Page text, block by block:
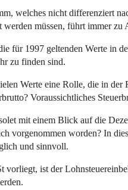
welches nicht differenziert
werden müssen, führt immer
für 1997 geltenden Werte in
zu finden sind.
Werte eine Rolle, die in der
Voraussichtliches
mit einem Blick auf die
vorgenommen worden? In
und sinnvoll.
vorliegt, ist der